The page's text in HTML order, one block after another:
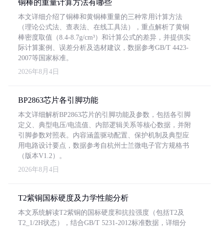
铜棒的重量计算方法有哪些
本文详细介绍了铜棒和黄铜棒重量的三种常用计算方法
（理论公式法、查表法、在线工具法），重点解析了黄铜
棒密度取值（8.4-8.7g/cm³）和计算公式的差异，并提供实
际计算案例、误差分析及选材建议，数据参考GB/T 4423-
2007等国家标准。
2026年8月4日
BP2863芯片各引脚功能
本文详细解析BP2863芯片的引脚功能及参数，包括各引脚
定义、典型电压/电流值、内部逻辑关系等核心数据，并附
引脚参数对照表。内容涵盖驱动配置、保护机制及典型应
用电路设计要点，数据参考自杭州士兰微电子官方规格书
（版本V1.2）。
2026年8月4日
T2紫铜国标硬度及力学性能分析
本文系统解读T2紫铜的国标硬度和抗拉强度（包括T2及
T2_1/2H状态），结合GB/T 5231-2012标准数据，详细分